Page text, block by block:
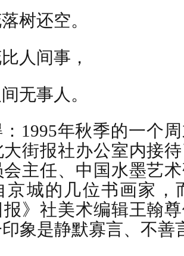
树还空。
人间事，
无事人。
1995年秋季的一个
大街报社办公室内接
主任、中国水墨艺
京城的几位书画家，
报》社美术编辑王翰
象是静默寡言、不善